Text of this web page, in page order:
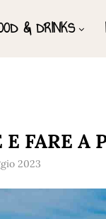
& DRINKS
FARE A
2023